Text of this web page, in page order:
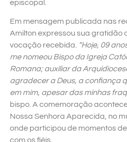
episcopal.
Em mensagem publicada nas
Amilton expressou sua gratidão
vocação recebida. “Hoje, 09
me nomeou Bispo da Igreja
Romana; auxiliar da
agradecer a Deus, a confiança
em mim, apesar das minhas
bispo. A comemoração
Nossa Senhora Aparecida, no
onde participou de momentos
com os fiéis.